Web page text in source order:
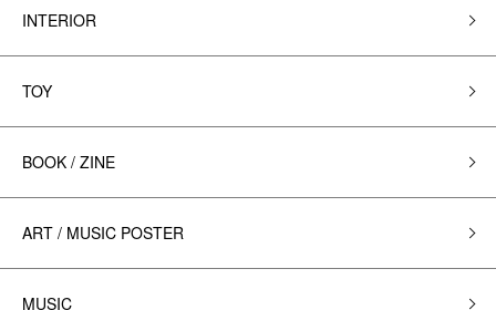
INTERIOR
TOY
BOOK / ZINE
ART / MUSIC POSTER
MUSIC